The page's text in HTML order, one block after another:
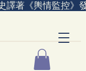
譯著《輿情監控》